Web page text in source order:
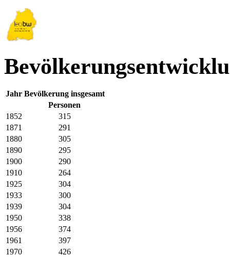
Jahr Bevölkerung insgesamt
Personen
1852
315
1871
291
1880
305
1890
295
1900
290
1910
264
1925
304
1933
300
1939
304
1950
338
1956
374
1961
397
1970
426